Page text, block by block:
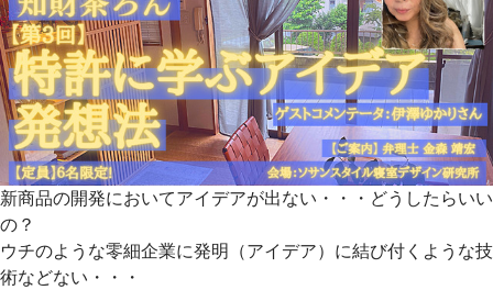
新商品の開発においてアイデアが出ない・・・どうしたらいい
の？
ウチのような零細企業に発明（アイデア）に結び付くような技
術などない・・・